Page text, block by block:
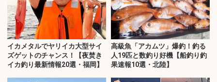
イカメタルでヤリイカ大型サイ
ズゲットのチャンス！【夜焚き
イカ釣り最新情報20選・福岡】
高級魚「アカムツ」爆釣！釣る
人19匹と数釣り好機【船釣り釣
果速報10選・北陸】